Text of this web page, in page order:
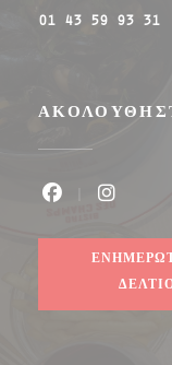
01 43 59 93 31